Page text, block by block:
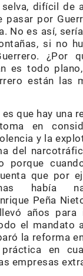
difícil de
pasar por
No es así,
si no
¿Por
es todo
están las
que hay una
en
y la
del
porque
que por
había
Peña
años para
el mandato
la reforma
en
empresas